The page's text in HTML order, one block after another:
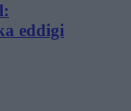
eddigi